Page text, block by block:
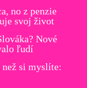
no z penzie
svoj život
Nové
ľudí
než si myslíte: